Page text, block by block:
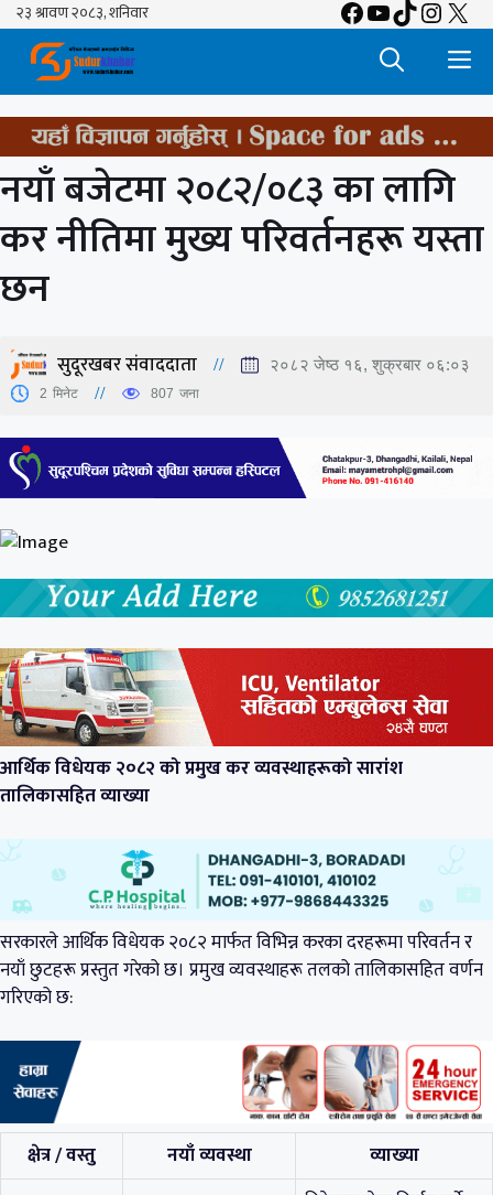
Skip
content
Facebook
YouTube
TikTok
X
नयाँ बजेटमा २०८२/०८३ का लागि
कर नीतिमा मुख्य परिवर्तनहरू यस्ता
छन
सुदूरखबर संवाददाता २०८२ जेष्ठ १६, शुक्रबार ०६:०३
2 मिनेट 807 जना
आर्थिक विधेयक २०८२ को प्रमुख कर व्यवस्थाहरूको सारांश
तालिकासहित व्याख्या
सरकारले आर्थिक विधेयक २०८२ मार्फत विभिन्न करका दरहरूमा परिवर्तन र
नयाँ छुटहरू प्रस्तुत गरेको छ। प्रमुख व्यवस्थाहरू तलको तालिकासहित वर्णन
गरिएको छ:
क्षेत्र / वस्तु नयाँ व्यवस्था
व्याख्या